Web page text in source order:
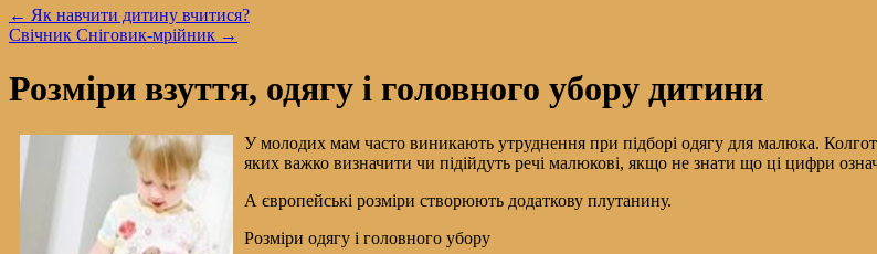
← Як навчити дитину вчитися?
Свічник Сніговик-мрійник →
Розміри взуття, одягу і головного убору дитини
У молодих мам часто виникають утруднення при підборі одягу для малюка.
яких важко визначити чи підійдуть речі малюкові, якщо не знати що ці цифри
А європейські розміри створюють додаткову плутанину.
Розміри одягу і головного убору